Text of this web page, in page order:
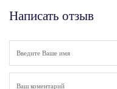
Написать отзыв